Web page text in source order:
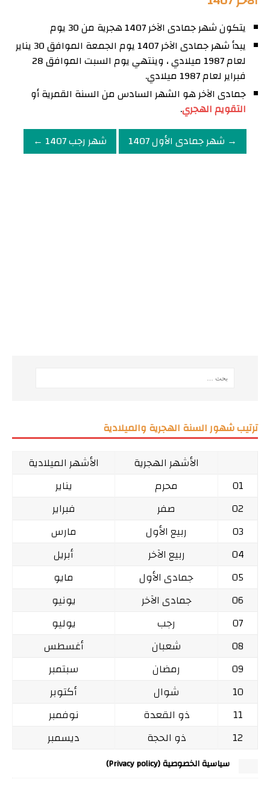
يتكون شهر جمادى الآخر 1407 هجرية من 30 يوم
يبدأ شهر جمادى الآخر 1407 يوم الجمعة الموافق 30 يناير
لعام 1987 ميلادي ، وينتهي يوم السبت الموافق 28
فبراير لعام 1987 ميلادي.
جمادى الآخر هو الشهر السادس من السنة القمرية أو
التقويم الهجري.
→ شهر جمادى الأول 1407
شهر رجب 1407 ←
ترتيب شهور السنة الهجرية والميلادية
الأشهر الهجرية
الأشهر الميلادية
01
محرم
يناير
02
صفر
فبراير
03
ربيع الأول
مارس
04
ربيع الآخر
أبريل
05
جمادى الأول
مايو
06
جمادى الآخر
يونيو
07
رجب
يوليو
08
شعبان
أغسطس
09
رمضان
سبتمبر
10
شوال
أكتوبر
11
ذو القعدة
نوفمبر
12
ذو الحجة ديسمبر
سياسية الخصوصية (Privacy policy)